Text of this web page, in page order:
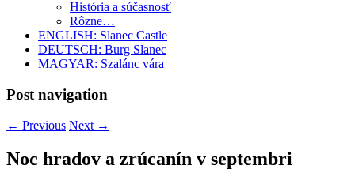
História a súčasnosť
Rôzne…
ENGLISH: Slanec Castle
DEUTSCH: Burg Slanec
MAGYAR: Szalánc vára
Post navigation
← Previous Next →
Noc hradov a zrúcanín v septembri